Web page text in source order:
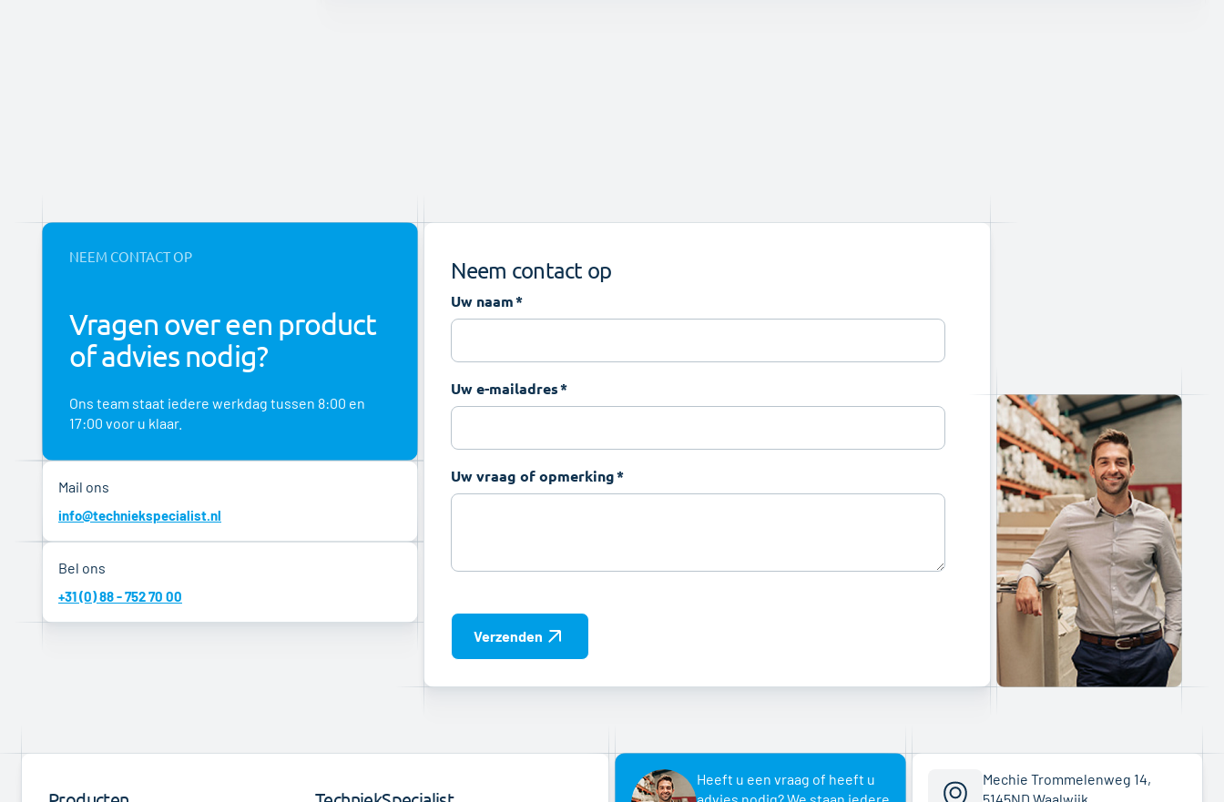
Vragen over een product
of advies nodig?
NEEM CONTACT OP
Ons team staat iedere werkdag tussen 8:00 en
17:00 voor u klaar.
Mail ons
info@techniekspecialist.nl
Bel ons
+31 (0) 88 - 752 70 00
Neem contact op
Uw naam
Uw e-mailadres
Uw vraag of opmerking
Verzenden
Heeft u een vraag of heeft u
Mechie Trommelenweg 14,